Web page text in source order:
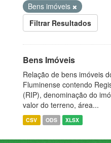
Bens imóveis
Filtrar Resultados
Bens Imóveis
Relação de bens imóveis
Fluminense contendo
(RIP), denominação do
valor do terreno, área...
CSV ODS XLSX